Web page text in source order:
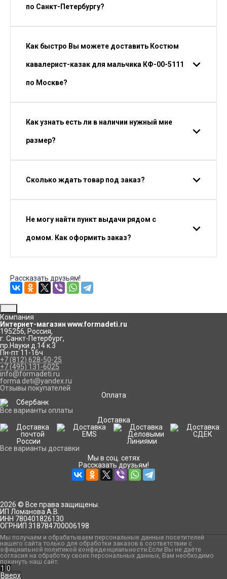
по Санкт-Петербургу?
Как быстро Вы можете доставить Костюм
кавалерист-казак для мальчика КФ-00-5111
по Москве?
Как узнать есть ли в наличии нужный мне
размер?
Сколько ждать товар под заказ?
Не могу найти пункт выдачи рядом с
домом. Как оформить заказ?
Рассказать друзьям!
Компания
Интернет-магазин www.formadeti.ru
195256, Россия,
г. Санкт-Петербург,
пр.Науки д.14 к.3
Пн-пт 11-16ч
+7 (812) 628-50-25
+7 (495) 131-6025
info@formadeti.ru
forma.deti@yandex.ru
Отзывы покупателей
Оплата
Все варианты оплаты
Доставка
Все варианты доставки
Мы в соц. сетях
Рассказать друзьям!
2026 © Все права защищены.
ИП Ломанова А.В.
ИНН 780401826130
ОГРНИП 318784700006198
Мы получаем и обрабатываем персональные данные посетителей
нашего сайта только для обработки заказов в соответствии с
официальной политикой конфиденциальности.Если Вы не даёте
согласия на обработку своих персональных данных, Вам необходимо
покинуть наш сайт.
1 0
Вверх